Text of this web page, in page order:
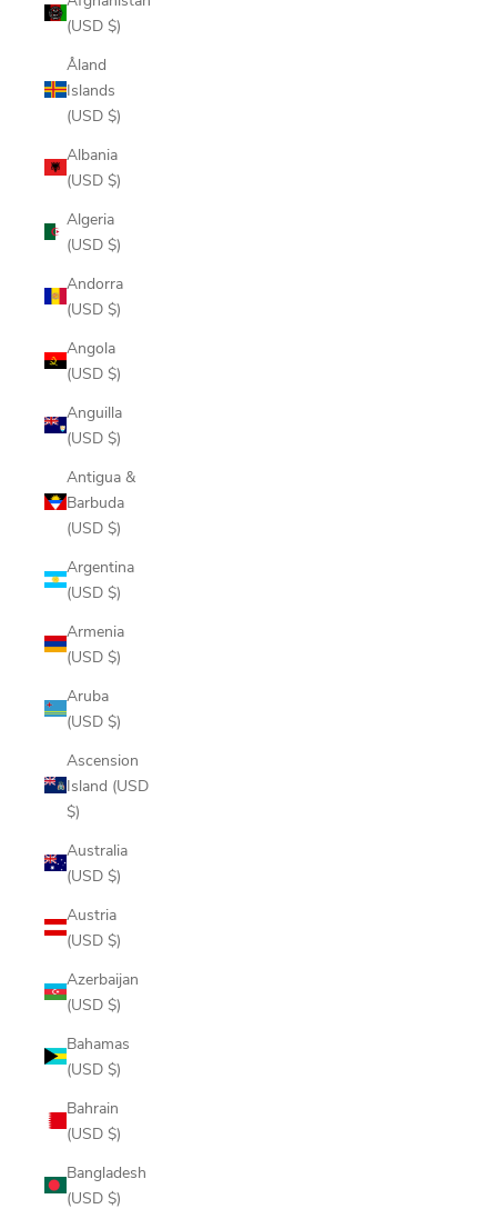
(USD $)
Åland
Islands
(USD $)
Albania
(USD $)
Algeria
(USD $)
Andorra
(USD $)
Angola
(USD $)
Anguilla
(USD $)
Antigua &
Barbuda
(USD $)
Argentina
(USD $)
Armenia
(USD $)
Aruba
(USD $)
Ascension
Island (USD
$)
Australia
(USD $)
Austria
(USD $)
Azerbaijan
(USD $)
Bahamas
(USD $)
Bahrain
(USD $)
Bangladesh
(USD $)